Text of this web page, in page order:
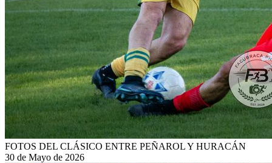
FOTOS DEL CLÁSICO ENTRE PEÑAROL Y HURACÁN
30 de Mayo de 2026